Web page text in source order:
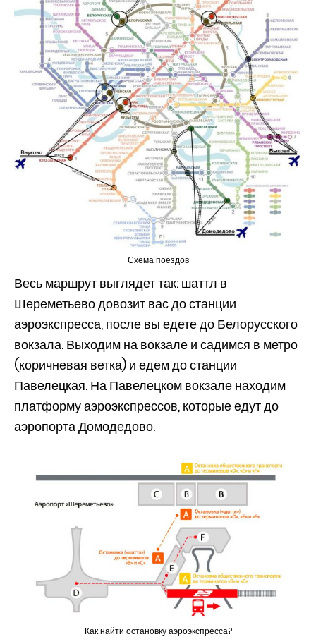
Схема поездов
Весь маршрут выглядет так: шаттл в
Шереметьево довозит вас до станции
аэроэкспресса, после вы едете до Белорусского
вокзала. Выходим на вокзале и садимся в метро
(коричневая ветка) и едем до станции
Павелецкая. На Павелецком вокзале находим
платформу аэроэкспрессов, которые едут до
аэропорта Домодедово.
Как найти остановку аэроэкспресса?